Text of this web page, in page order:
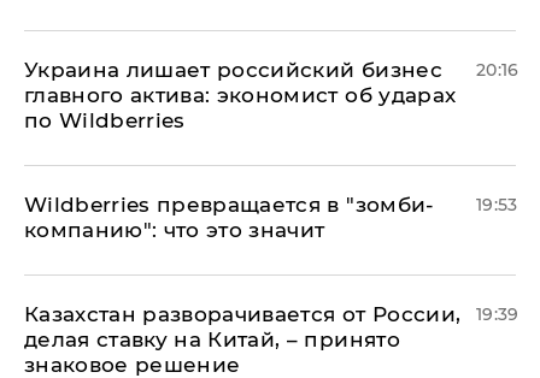
​Украина лишает российский бизнес
главного актива: экономист об ударах
по Wildberries
20:16
Wildberries превращается в "зомби-
компанию": что это значит
19:53
Казахстан разворачивается от России,
делая ставку на Китай, – принято
знаковое решение
19:39